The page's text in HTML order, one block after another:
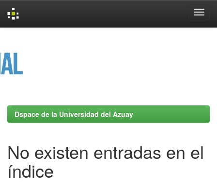
Dspace de la Universidad del Azuay
No existen entradas en el
índice